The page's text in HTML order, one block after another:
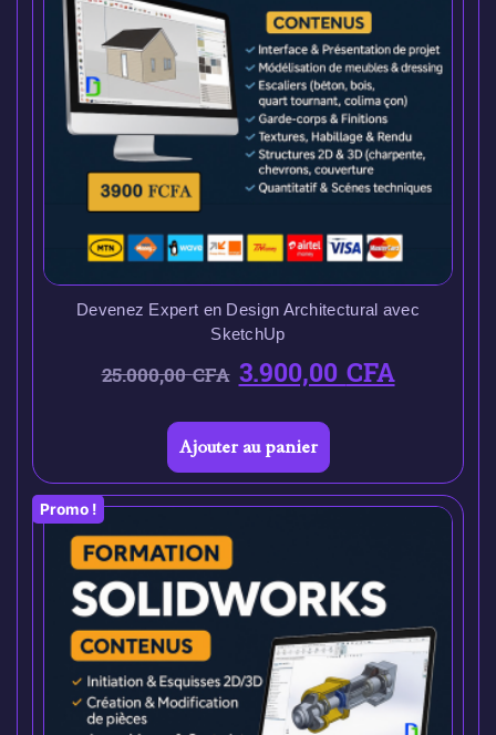
Devenez Expert en Design Architectural avec
SketchUp
25.000,00CFA 3.900,00CFA
Ajouter au panier
Promo !